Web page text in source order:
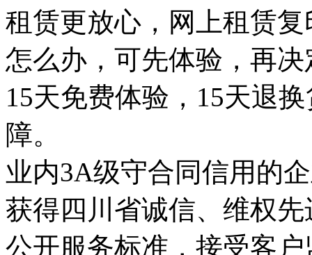
租赁更放心，网上租赁
怎么办，可先体验，再
15天免费体验，15天退
障。
业内3A级守合同信用的
获得四川省诚信、维权
公开服务标准，接受客